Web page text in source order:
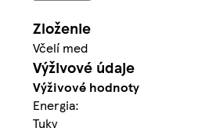
Zloženie
Včelí med
Výživové údaje
Výživové hodnoty
Energia:
Tuky